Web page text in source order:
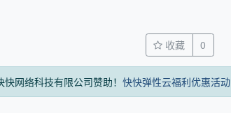
收藏 0
网络科技有限公司赞助！ 快快弹性云福利优惠活动